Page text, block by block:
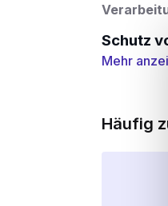
Schutz
Die
Bis zu
Im
Mehr
Häufig